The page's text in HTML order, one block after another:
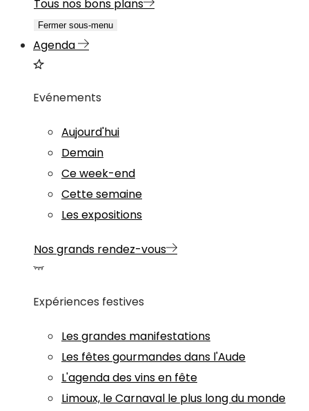
Tous nos bons plans
Fermer sous-menu
Agenda
Evénements
Aujourd'hui
Demain
Ce week-end
Cette semaine
Les expositions
Nos grands rendez-vous
Expériences festives
Les grandes manifestations
Les fêtes gourmandes dans l'Aude
L'agenda des vins en fête
Limoux, le Carnaval le plus long du monde